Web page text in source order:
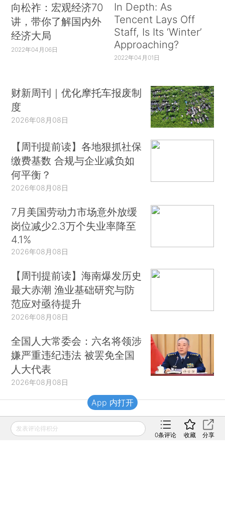
向松祚：宏观经济70
讲，带你了解国内外
经济大局
2022年04月06日
In Depth: As
Tencent Lays Off
Staff, Is Its ‘Winter’
Approaching?
2022年04月01日
财新周刊｜优化摩托车报废制
度
2026年08月08日
【周刊提前读】各地狠抓社保
缴费基数 合规与企业减负如
何平衡？
2026年08月08日
7月美国劳动力市场意外放缓
岗位减少2.3万个失业率降至
4.1%
2026年08月08日
【周刊提前读】海南爆发历史
最大赤潮 渔业基础研究与防
范应对亟待提升
2026年08月08日
全国人大常委会：六名将领涉
嫌严重违纪违法 被罢免全国
人大代表
2026年08月08日
财新移动
发表评论得积分
0条评论 收藏 分享
App 内打开